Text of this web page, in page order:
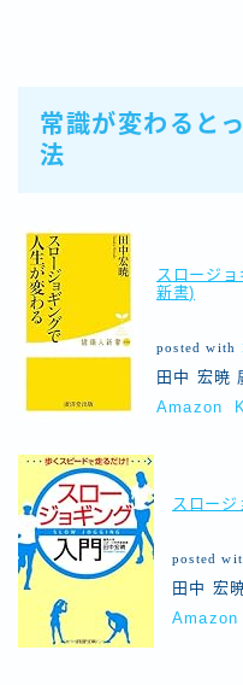
常識が変わると
法
スロージ
新書)
posted with
田中 宏暁
Amazon
スロー
posted
田中 宏
Amazon